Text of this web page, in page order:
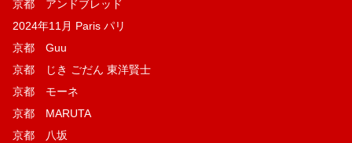
京都 アンドブレッド
2024年11月 Paris パリ
京都 Guu
京都 じき ごだん 東洋賢士
京都 モーネ
京都 MARUTA
京都 八坂